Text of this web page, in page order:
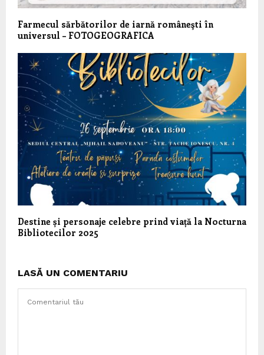
Farmecul sărbătorilor de iarnă româneşti în
universul – FOTOGEOGRAFICA
Destine și personaje celebre prind viață la Nocturna
Bibliotecilor 2025
LASĂ UN COMENTARIU